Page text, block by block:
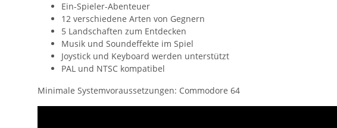
Ein-Spieler-Abenteuer
12 verschiedene Arten von Gegnern
5 Landschaften zum Entdecken
Musik und Soundeffekte im Spiel
Joystick und Keyboard werden unterstützt
PAL und NTSC kompatibel
Minimale Systemvoraussetzungen: Commodore 64